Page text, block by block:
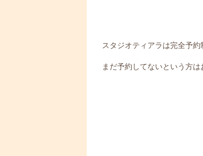
スタジオティアラは完全予
まだ予約してないという方